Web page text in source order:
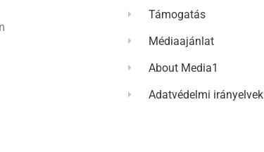
Támogatás
Médiaajánlat
About Media1
Adatvédelmi irányelvek